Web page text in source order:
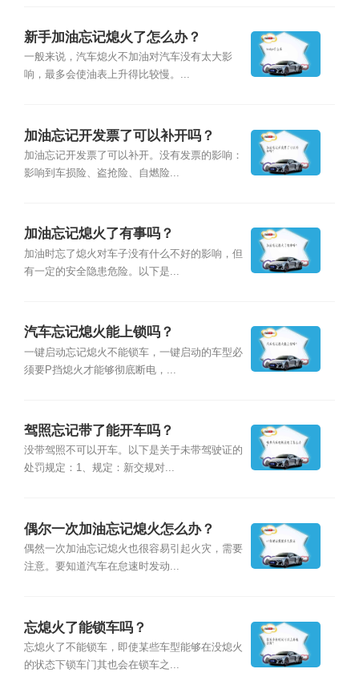
新手加油忘记熄火了怎么办？
一般来说，汽车熄火不加油对汽车没有太大影
响，最多会使油表上升得比较慢。...
加油忘记开发票了可以补开吗？
加油忘记开发票了可以补开。没有发票的影响：
影响到车损险、盗抢险、自燃险...
加油忘记熄火了有事吗？
加油时忘了熄火对车子没有什么不好的影响，但
有一定的安全隐患危险。以下是...
汽车忘记熄火能上锁吗？
一键启动忘记熄火不能锁车，一键启动的车型必
须要P挡熄火才能够彻底断电，...
驾照忘记带了能开车吗？
没带驾照不可以开车。以下是关于未带驾驶证的
处罚规定：1、规定：新交规对...
偶尔一次加油忘记熄火怎么办？
偶然一次加油忘记熄火也很容易引起火灾，需要
注意。要知道汽车在怠速时发动...
忘熄火了能锁车吗？
忘熄火了不能锁车，即使某些车型能够在没熄火
的状态下锁车门其也会在锁车之...